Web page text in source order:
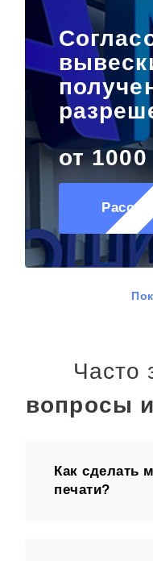
от
Часто
вопросы
Как сделать
печати?